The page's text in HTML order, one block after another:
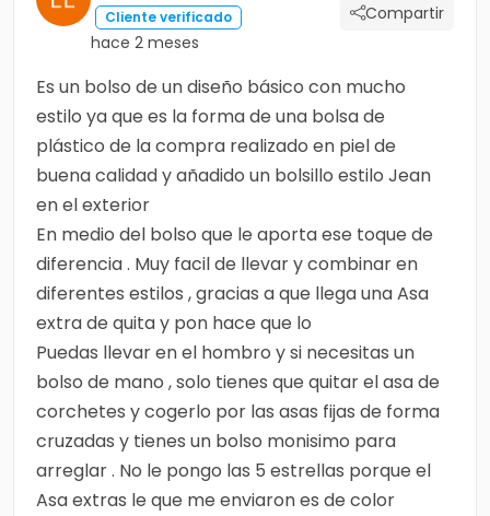
Cliente verificado
hace 2 meses
Compartir
Es un bolso de un diseño básico con mucho
estilo ya que es la forma de una bolsa de
plástico de la compra realizado en piel de
buena calidad y añadido un bolsillo estilo Jean
en el exterior
En medio del bolso que le aporta ese toque de
diferencia . Muy facil de llevar y combinar en
diferentes estilos , gracias a que llega una Asa
extra de quita y pon hace que lo
Puedas llevar en el hombro y si necesitas un
bolso de mano , solo tienes que quitar el asa de
corchetes y cogerlo por las asas fijas de forma
cruzadas y tienes un bolso monisimo para
arreglar . No le pongo las 5 estrellas porque el
Asa extras le que me enviaron es de color